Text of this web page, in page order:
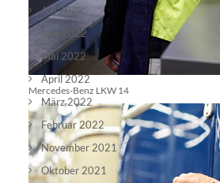
Mercedes-Benz LKW 14
Juli 2022
Juni 2022
Mai 2022
April 2022
März 2022
Februar 2022
November 2021
Oktober 2021